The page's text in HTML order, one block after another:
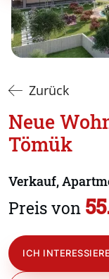
Zurück
Neue
Tömük
Verkauf,
Preis von
ICH